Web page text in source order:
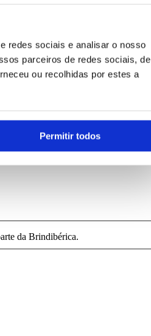
redes sociais e analisar o nosso
parceiros de redes sociais, de
ou recolhidas por estes a
Permitir todos
da Brindibérica.